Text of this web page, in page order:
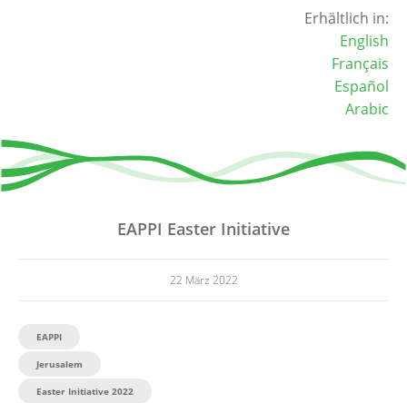
Erhältlich in:
English
Français
Español
Arabic
EAPPI Easter Initiative
22 März 2022
EAPPI
Jerusalem
Easter Initiative 2022